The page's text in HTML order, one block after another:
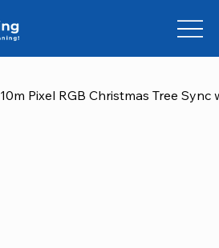
10m Pixel RGB Christmas Tree Sync